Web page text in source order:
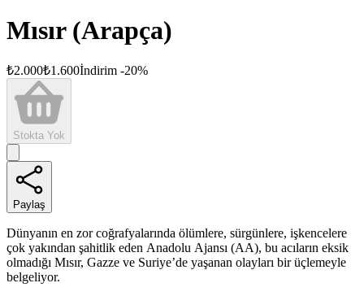
Mısır (Arapça)
₺2.000₺1.600İndirim -20%
Stokta Yok
Paylaş
Dünyanın en zor coğrafyalarında ölümlere, sürgünlere, işkencelere
çok yakından şahitlik eden Anadolu Ajansı (AA), bu acıların eksik
olmadığı Mısır, Gazze ve Suriye’de yaşanan olayları bir üçlemeyle
belgeliyor.